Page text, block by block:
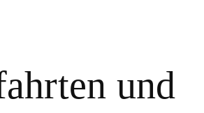
und